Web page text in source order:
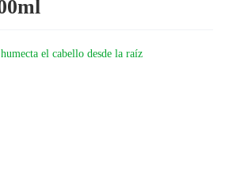
el cabello desde la raíz